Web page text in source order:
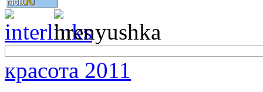
красота 2011